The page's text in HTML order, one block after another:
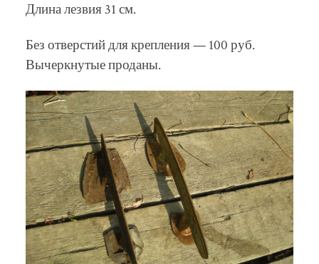
Длина лезвия 31 см.
Без отверстий для крепления — 100 руб.
Вычеркнутые проданы.